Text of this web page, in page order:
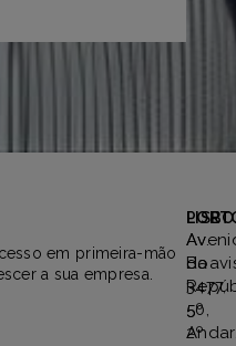
em primeira-mão
a sua empresa.
3477,
5º
Av.
da
50,
2º